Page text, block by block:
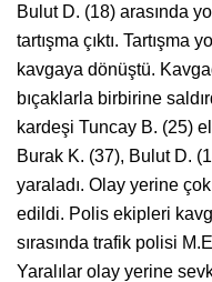
Bulut D. (18) arasında
tartışma çıktı. Tartışma
kavgaya dönüştü.
bıçaklarla birbirine
kardeşi Tuncay B. (25)
Burak K. (37), Bulut D.
yaraladı. Olay yerine
edildi. Polis ekipleri
sırasında trafik polisi
Yaralılar olay yerine